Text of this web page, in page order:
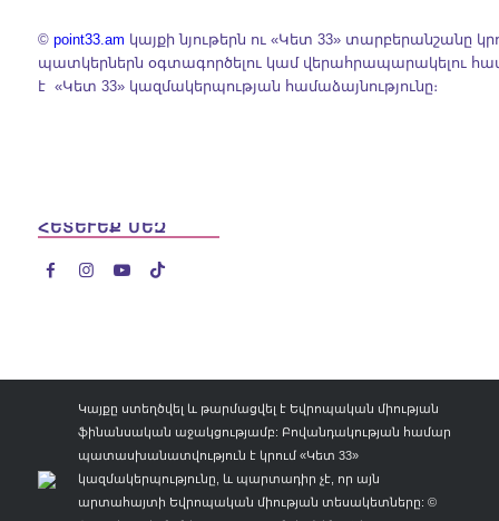
© point33.am կայքի նյութերն ու «Կետ 33» տարբերանշանը
պատկերներն օգտագործելու կամ վերահրապարակելու
է «Կետ 33» կազմակերպության համաձայնությունը։
ՀԵՏԵՒԵՔ ՄԵԶ
   
Կայքը ստեղծվել և թարմացվել է Եվրոպական միության
ֆինանսական աջակցությամբ: Բովանդակության համար
պատասխանատվություն է կրում «Կետ 33»
կազմակերպությունը, և պարտադիր չէ, որ այն
արտահայտի Եվրոպական միության տեսակետները: ©